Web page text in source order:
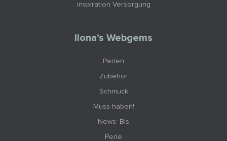
inspiration Versorgung
Ilona’s Webgems
Perlen
Zubehör
Schmuck
Muss haben!
News: Bis
Perle